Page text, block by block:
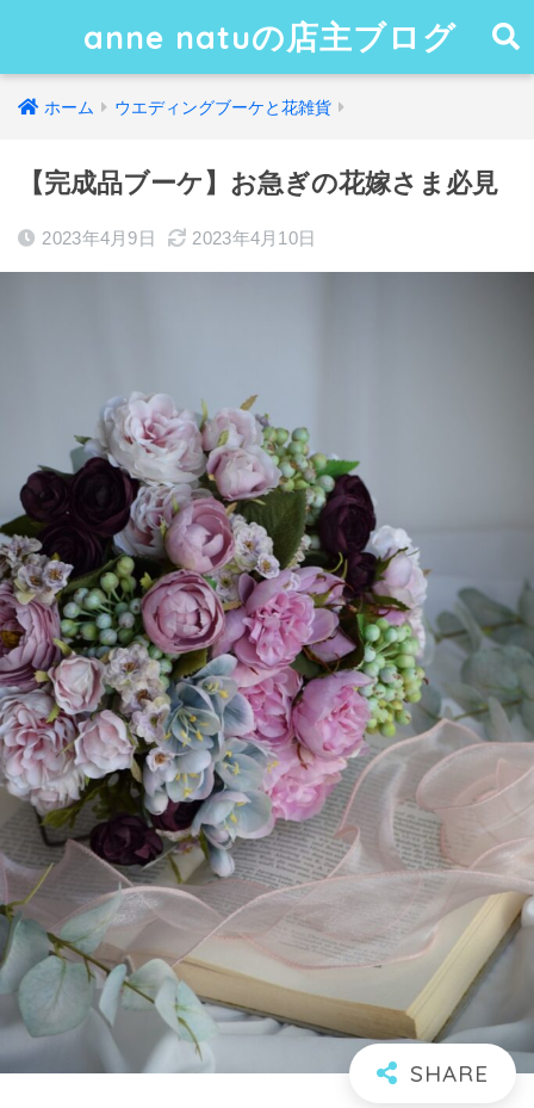
anne natuの店主ブログ
ホーム ウエディングブーケと花雑貨
【完成品ブーケ】お急ぎの花嫁さま必見
2023年4月9日 2023年4月10日